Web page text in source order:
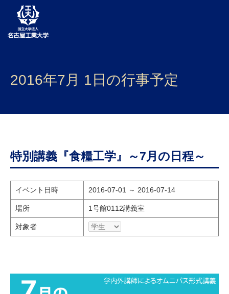
学部・大学院・センター
研究・産学官連携
国際交流
研究・教員Navi
地域・一般
2016年7月 1日の行事予定
特別講義『食糧工学』～7月の日程～
イベント日時 2016-07-01 ～ 2016-07-14
場所 1号館0112講義室
対象者